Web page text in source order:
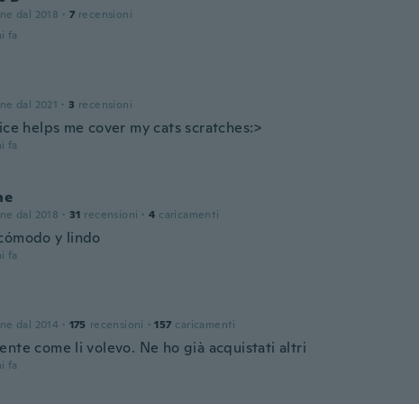
dal 2018 · 7 recensioni
fa
dal 2021 · 3 recensioni
helps me cover my cats scratches:>
fa
dal 2018 · 31 recensioni · 4 caricamenti
y lindo
fa
dal 2014 · 175 recensioni · 157 caricamenti
come li volevo. Ne ho già acquistati altri
fa